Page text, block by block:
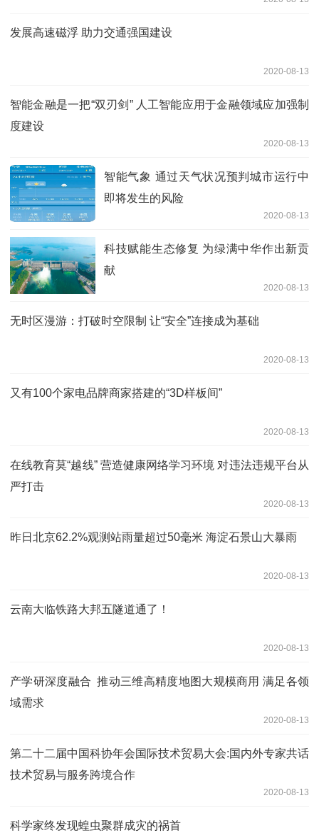
发展高速磁浮 助力交通强国建设
2020-08-13
智能金融是一把“双刃剑” 人工智能应用于金融领域应加强制
度建设
2020-08-13
智能气象 通过天气状况预判城市运行中
即将发生的风险
2020-08-13
科技赋能生态修复 为绿满中华作出新贡
献
2020-08-13
无时区漫游：打破时空限制 让“安全”连接成为基础
2020-08-13
又有100个家电品牌商家搭建的“3D样板间”
2020-08-13
在线教育莫“越线” 营造健康网络学习环境 对违法违规平台从
严打击
2020-08-13
昨日北京62.2%观测站雨量超过50毫米 海淀石景山大暴雨
2020-08-13
云南大临铁路大邦五隧道通了！
2020-08-13
产学研深度融合 推动三维高精度地图大规模商用 满足各领
域需求
2020-08-13
第二十二届中国科协年会国际技术贸易大会:国内外专家共话
技术贸易与服务跨境合作
2020-08-13
科学家终发现蝗虫聚群成灾的祸首